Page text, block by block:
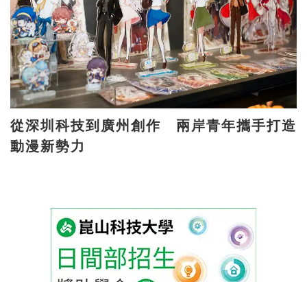
從深圳科技到廣州創作 兩岸青年攜手打造
動漫新勢力